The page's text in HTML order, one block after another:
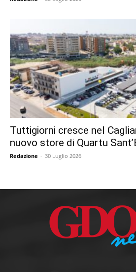
Tuttigiorni cresce nel
nuovo store di Quartu
Redazione - 30 Luglio 2026